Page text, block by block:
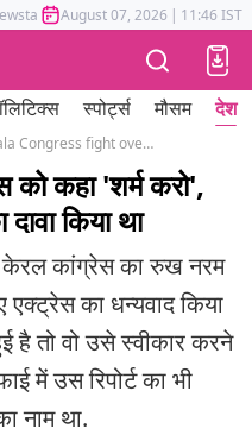
Mumbai Tak Astrotak
August 07, 2026 | 11:46 IST
स्पोर्ट्स मौसम देश
Preity Zinta vs Kerala Congress fight over bank's Rs 18 crore loan
को कहा 'शर्म करो',
किया था
कांग्रेस का रुख नरम
एक्ट्रेस का धन्यवाद किया
तो वो उसे स्वीकार करने
में उस रिपोर्ट का भी
नाम था.